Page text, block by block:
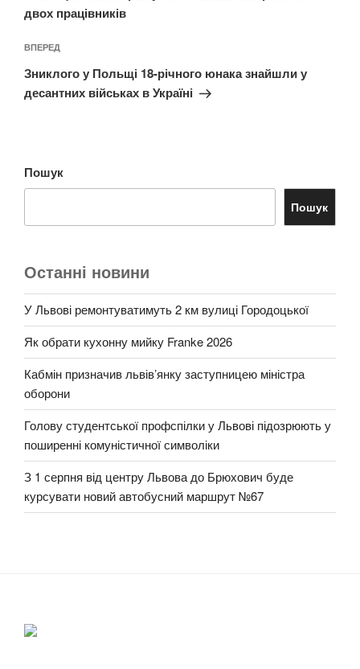
двох працівників
Наступний
запис
ВПЕРЕД
Зниклого у Польщі 18-річного юнака знайшли у
десантних військах в Україні
Пошук
Пошук
Останні новини
У Львові ремонтуватимуть 2 км вулиці Городоцької
Як обрати кухонну мийку Franke 2026
Кабмін призначив львів’янку заступницею міністра
оборони
Голову студентської профспілки у Львові підозрюють у
поширенні комуністичної символіки
З 1 серпня від центру Львова до Брюхович буде
курсувати новий автобусний маршрут №67